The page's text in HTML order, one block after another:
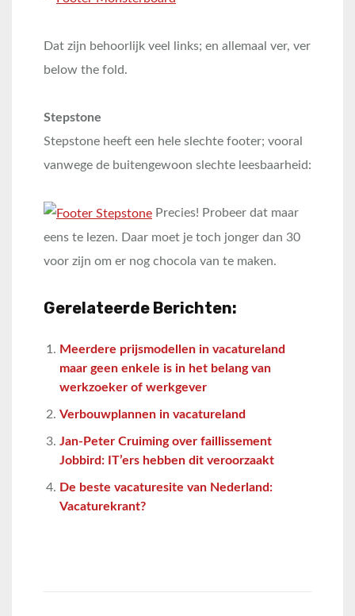
Dat zijn behoorlijk veel links; en allemaal ver, ver
below the fold.
Stepstone
Stepstone heeft een hele slechte footer; vooral
vanwege de buitengewoon slechte leesbaarheid:
Precies! Probeer dat maar
eens te lezen. Daar moet je toch jonger dan 30
voor zijn om er nog chocola van te maken.
Gerelateerde Berichten:
Meerdere prijsmodellen in vacatureland
maar geen enkele is in het belang van
werkzoeker of werkgever
Verbouwplannen in vacatureland
Jan-Peter Cruiming over faillissement
Jobbird: IT’ers hebben dit veroorzaakt
De beste vacaturesite van Nederland:
Vacaturekrant?